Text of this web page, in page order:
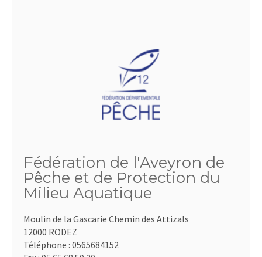
Fédération de l'Aveyron de
Pêche et de Protection du
Milieu Aquatique
Moulin de la Gascarie Chemin des Attizals
12000 RODEZ
Téléphone : 0565684152